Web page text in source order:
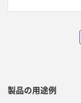
製品の用途例